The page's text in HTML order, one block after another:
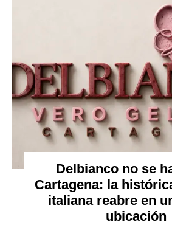
Delbianco no se
Cartagena: la
italiana reabre en
ubicación